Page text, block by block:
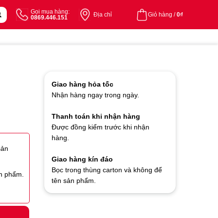
Gọi mua hàng:
0869.446.151
Địa chỉ Giỏ hàng /0₫
phẩm.
Giao hàng hỏa tốc
Nhận hàng ngay trong ngày.
Thanh toán khi nhận hàng
Được đồng kiểm trước khi nhận
hàng.
Giao hàng kín đáo
Bọc trong thùng carton và không để
tên sản phẩm.